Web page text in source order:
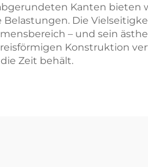
Kanten bieten
Die
– und sein
Konstruktion
Zeit behält.